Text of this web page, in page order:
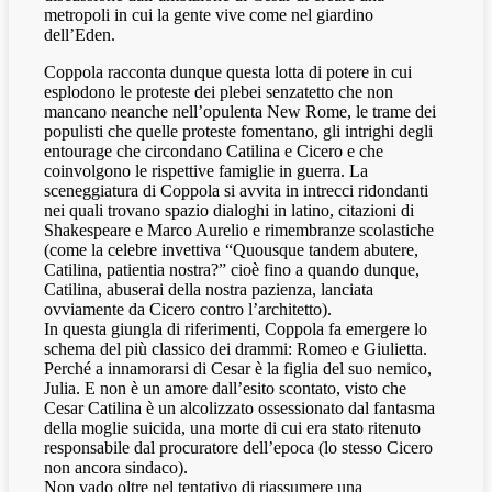
metropoli in cui la gente vive come nel giardino
dell’Eden.
Coppola racconta dunque questa lotta di potere in cui
esplodono le proteste dei plebei senzatetto che non
mancano neanche nell’opulenta New Rome, le trame dei
populisti che quelle proteste fomentano, gli intrighi degli
entourage che circondano Catilina e Cicero e che
coinvolgono le rispettive famiglie in guerra. La
sceneggiatura di Coppola si avvita in intrecci ridondanti
nei quali trovano spazio dialoghi in latino, citazioni di
Shakespeare e Marco Aurelio e rimembranze scolastiche
(come la celebre invettiva “Quousque tandem abutere,
Catilina, patientia nostra?” cioè fino a quando dunque,
Catilina, abuserai della nostra pazienza, lanciata
ovviamente da Cicero contro l’architetto).
In questa giungla di riferimenti, Coppola fa emergere lo
schema del più classico dei drammi: Romeo e Giulietta.
Perché a innamorarsi di Cesar è la figlia del suo nemico,
Julia. E non è un amore dall’esito scontato, visto che
Cesar Catilina è un alcolizzato ossessionato dal fantasma
della moglie suicida, una morte di cui era stato ritenuto
responsabile dal procuratore dell’epoca (lo stesso Cicero
non ancora sindaco).
Non vado oltre nel tentativo di riassumere una